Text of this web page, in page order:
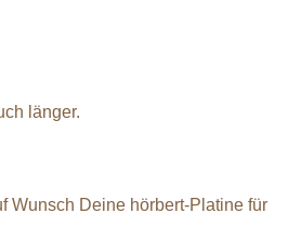
länger.
Wunsch Deine hörbert-Platine für